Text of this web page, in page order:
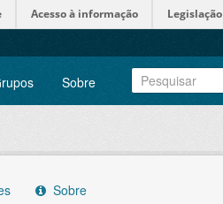
Acesso à informação Legislação
Sobre
Sobre